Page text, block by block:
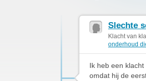
Slechte
Klacht van
onderhoud
Ik heb een
omdat hij de